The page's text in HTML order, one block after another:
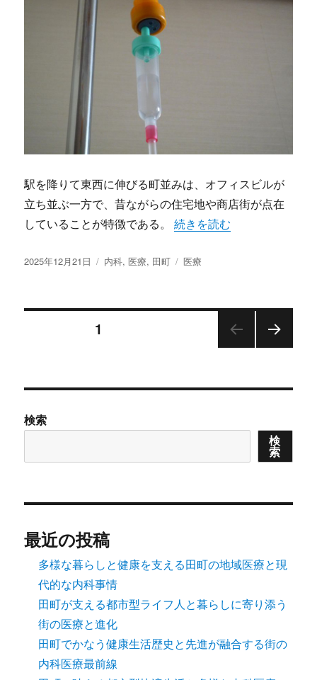
駅を降りて東西に伸びる町並みは、オフィスビルが
立ち並ぶ一方で、昔ながらの住宅地や商店街が点在
していることが特徴である。“田町で育まれる多様な医
続きを読む
投
2025年12月21日
カ
リ
内科,医療, 田町
タ
医療
の
ペ
ー
ジ
送
り
1
検索
検
索
最近の投稿
多様な暮らしと健康を支える田町の地域医療と現
代的な内科事情
田町が支える都市型ライフ人と暮らしに寄り添う
街の医療と進化
田町でかなう健康生活歴史と先進が融合する街の
内科医療最前線